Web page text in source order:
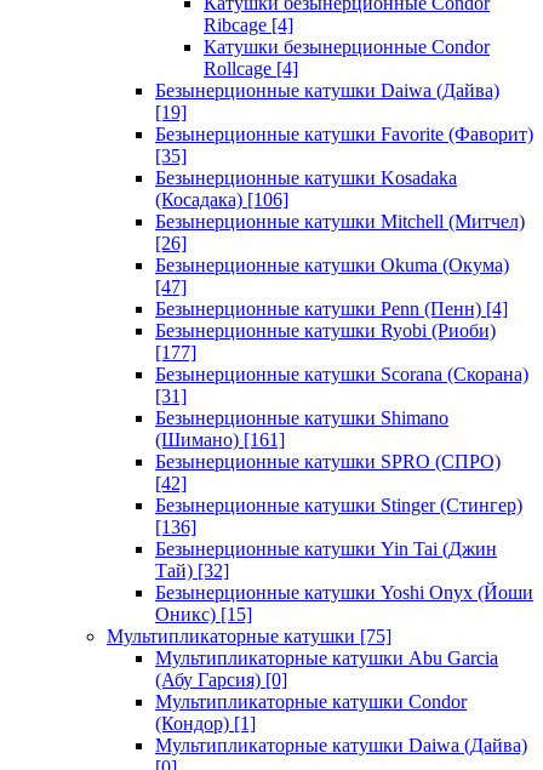
Ribcage [4]
Катушки безынерционные Condor
Rollcage [4]
Безынерционные катушки Daiwa (Дайва)
[19]
Безынерционные катушки Favorite (Фаворит)
[35]
Безынерционные катушки Kosadaka
(Косадака) [106]
Безынерционные катушки Mitchell (Митчел)
[26]
Безынерционные катушки Okuma (Окума)
[47]
Безынерционные катушки Penn (Пенн) [4]
Безынерционные катушки Ryobi (Риоби)
[177]
Безынерционные катушки Scorana (Скорана)
[31]
Безынерционные катушки Shimano
(Шимано) [161]
Безынерционные катушки SPRO (СПРО)
[42]
Безынерционные катушки Stinger (Стингер)
[136]
Безынерционные катушки Yin Tai (Джин
Тай) [32]
Безынерционные катушки Yoshi Onyx (Йоши
Оникс) [15]
Мультипликаторные катушки [75]
Мультипликаторные катушки Abu Garcia
(Абу Гарсия) [0]
Мультипликаторные катушки Condor
(Кондор) [1]
Мультипликаторные катушки Daiwa (Дайва)